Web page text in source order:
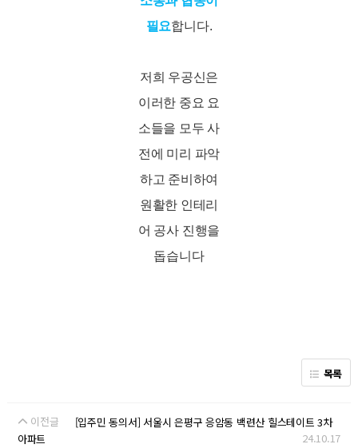
필요합니다.
저희 우공신은
이러한 중요 요
소들을 모두 사
전에 미리 파악
하고 준비하여
원활한 인테리
어 공사 진행을
돕습니다
목록
이전글
[입주민 동의서] 서울시 은평구 응암동 백련산 힐스테이트 3차
아파트
24.10.17